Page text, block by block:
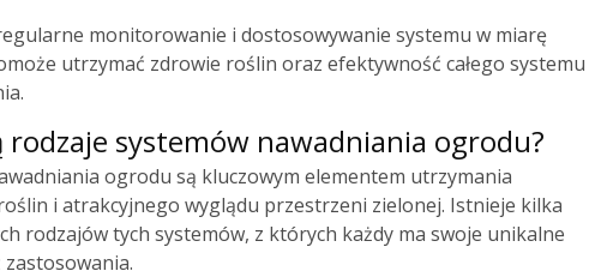
monitorowanie i dostosowywanie systemu w miarę
utrzymać zdrowie roślin oraz efektywność całego systemu
rodzaje systemów nawadniania ogrodu?
ogrodu są kluczowym elementem utrzymania
i atrakcyjnego wyglądu przestrzeni zielonej. Istnieje kilka
rodzajów tych systemów, z których każdy ma swoje unikalne
zastosowania.